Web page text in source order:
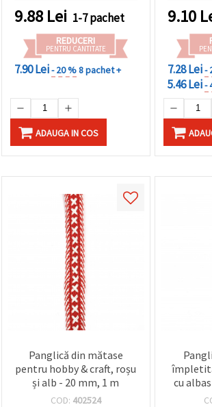
9.88 Lei 1-7 pachet
REDUCERI
PENTRU CANTITATE
7.90 Lei- 20 %8 pachet +
ADAUGA IN COS
9.10
7.28 Lei-
5.46 Lei-
Panglică din mătase
pentru hobby & craft, roșu
și alb - 20 mm, 1 m
COD: 402524
cu
alb